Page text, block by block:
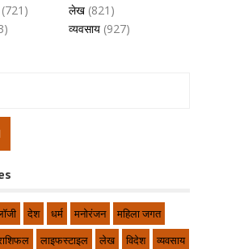
लेख (821)
व्यवसाय (927)
देश धर्म मनोरंजन
महिला जगत
लाइफस्टाइल लेख विदेश
व्यवसाय